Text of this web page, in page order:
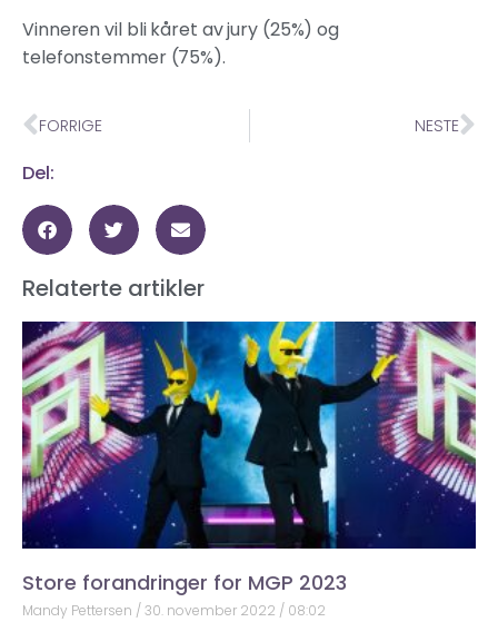
Vinneren vil bli kåret av jury (25%) og
telefonstemmer (75%).
FORRIGE NESTE
Del:
Relaterte artikler
Store forandringer for MGP 2023
Mandy Pettersen 30. november 2022 08:02